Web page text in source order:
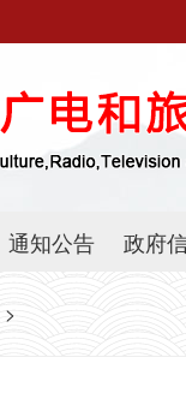
通知公告
政府
>